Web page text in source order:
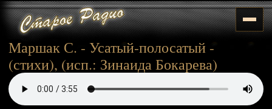
Маршак С. - Усатый-полосатый -
(стихи), (исп.: Зинаида Бокарева)